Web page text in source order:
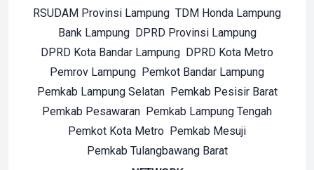
RSUDAM Provinsi Lampung TDM Honda Lampung
Bank Lampung DPRD Provinsi Lampung
DPRD Kota Bandar Lampung DPRD Kota Metro
Pemrov Lampung Pemkot Bandar Lampung
Pemkab Lampung Selatan Pemkab Pesisir Barat
Pemkab Pesawaran Pemkab Lampung Tengah
Pemkot Kota Metro Pemkab Mesuji
Pemkab Tulangbawang Barat